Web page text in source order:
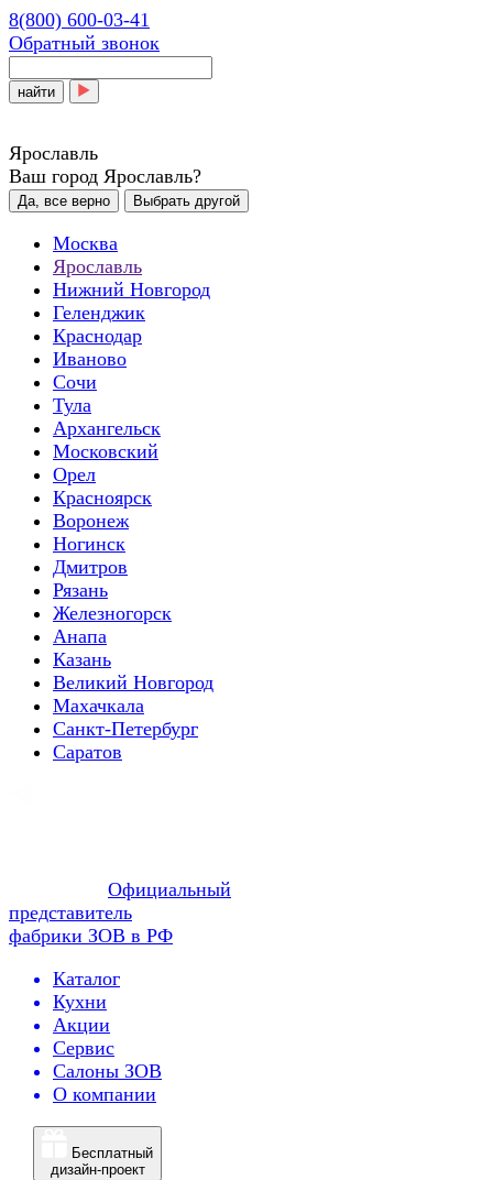
8(800) 600-03-41
Обратный звонок
найти
Ярославль
Ваш город Ярославль?
Да, все верно Выбрать другой
Москва
Ярославль
Нижний Новгород
Геленджик
Краснодар
Иваново
Сочи
Тула
Архангельск
Московский
Орел
Красноярск
Воронеж
Ногинск
Дмитров
Рязань
Железногорск
Анапа
Казань
Великий Новгород
Махачкала
Санкт-Петербург
Саратов
Официальный
представитель
фабрики ЗОВ в РФ
Каталог
Кухни
Акции
Сервис
Салоны ЗОВ
О компании
Бесплатный
дизайн-проект